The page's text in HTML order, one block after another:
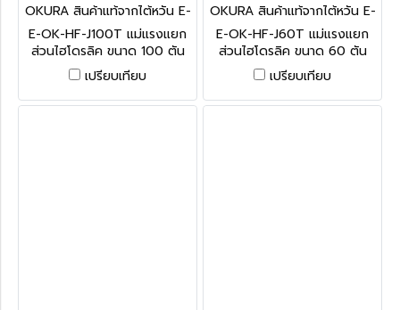
OKURA สินค้าแท้จากไต้หวัน E-
OK-HF-J100T
E-OK-HF-J100T แม่แรงแยก
ส่วนไฮโดรลิค ขนาด 100 ตัน
แบบรถเข็น (ออโต้) "OKURA"
เปรียบเทียบ
OKURA สินค้าแท้จากไต้หวัน E-
OK-HF-J60T
E-OK-HF-J60T แม่แรงแยก
ส่วนไฮโดรลิค ขนาด 60 ตัน
แบบรถเข็น (ออโต้) "OKURA"
เปรียบเทียบ